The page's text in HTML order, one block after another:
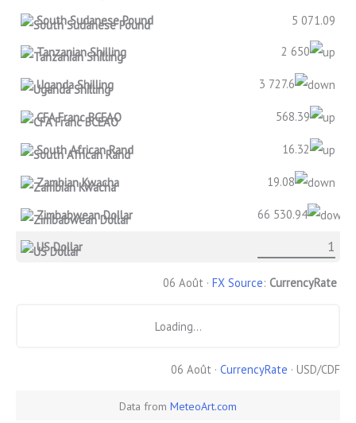
South Sudanese Pound 5 071.09
Tanzanian Shilling 2 650
Uganda Shilling 3 727.6
CFA Franc BCEAO 568.39
South African Rand 16.32
Zambian Kwacha 19.08
Zimbabwean Dollar 66 530.94
US Dollar
06 Août · FX Source: CurrencyRate
Loading...
06 Août · CurrencyRate · USD/CDF
Data from MeteoArt.com